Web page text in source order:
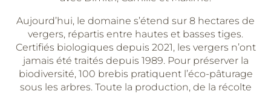
Aujourd’hui, le domaine s’étend sur 8 hectares de
vergers, répartis entre hautes et basses tiges.
Certifiés biologiques depuis 2021, les vergers n’ont
jamais été traités depuis 1989. Pour préserver la
biodiversité, 100 brebis pratiquent l’éco-pâturage
sous les arbres. Toute la production, de la récolte